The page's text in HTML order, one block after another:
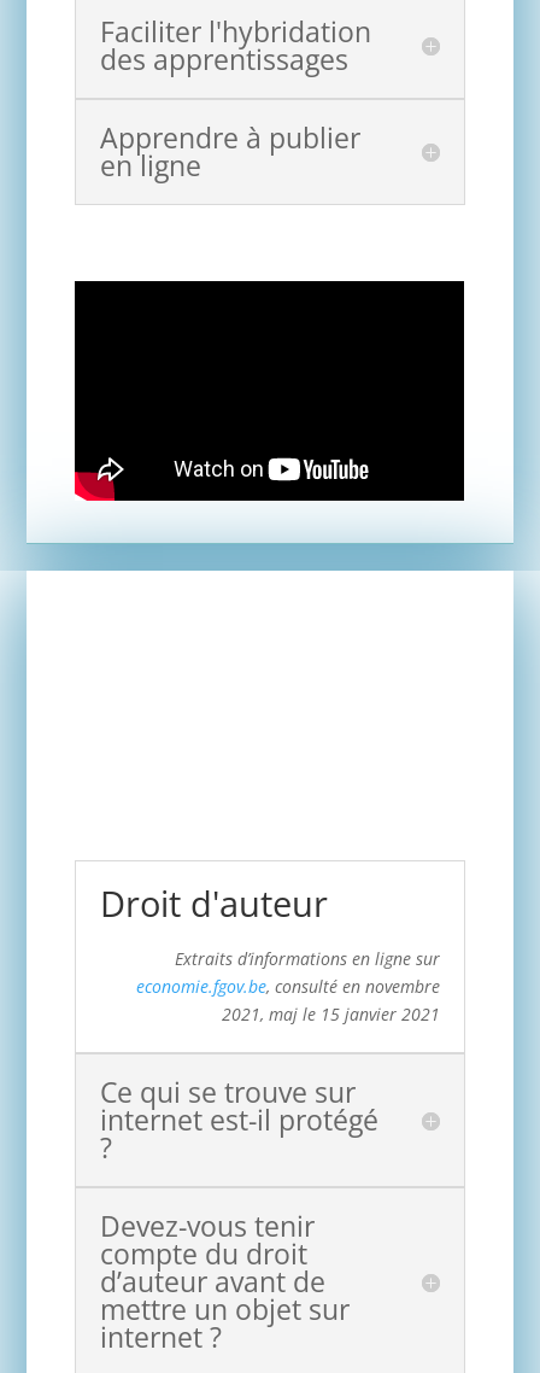
Faciliter l'hybridation
des apprentissages
Apprendre à publier
en ligne
Droit d'auteur
Extraits d’informations en ligne sur
economie.fgov.be, consulté en novembre
2021, maj le 15 janvier 2021
Ce qui se trouve sur
internet est-il protégé
?
Devez-vous tenir
compte du droit
d’auteur avant de
mettre un objet sur
internet ?